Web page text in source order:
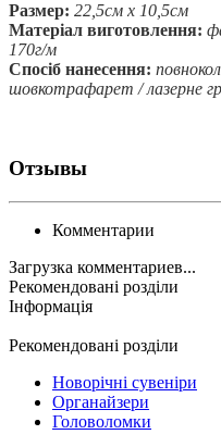
Размер: 22,5см х 10,5см
Матеріал виготовлення:
170г/м
Спосіб нанесення:
шовкотрафарет / лазерне
Отзывы
Комментарии
Загрузка комментариев...
Рекомендовані розділи
Інформація
Рекомендовані розділи
Новорічні сувеніри
Органайзери
Головоломки